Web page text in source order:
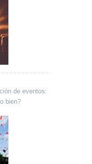
de eventos:
bien?